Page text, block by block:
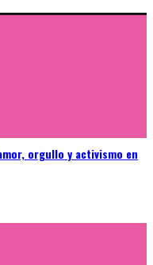
orgullo y activismo en